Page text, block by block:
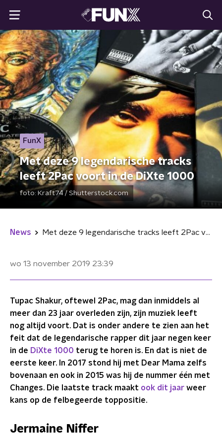
FunX
Met deze 9 legendarische tracks
leeft 2Pac voort in de DiXte 1000
foto: Kraft74 / Shutterstock.com
News Met deze 9 legendarische tracks leeft 2Pac voort in de DiXte 1000
wo 13 november 2019 23:39
Tupac Shakur, oftewel 2Pac, mag dan inmiddels al
meer dan 23 jaar overleden zijn, zijn muziek leeft
nog altijd voort. Dat is onder andere te zien aan het
feit dat de legendarische rapper dit jaar negen keer
in de DiXte 1000 terug te horen is. En dat is niet de
eerste keer. In 2017 stond hij met Dear Mama zelfs
bovenaan en ook in 2015 was hij de nummer één met
Changes. Die laatste track maakt ook dit jaar weer
kans op de felbegeerde toppositie.
Jermaine Niffer